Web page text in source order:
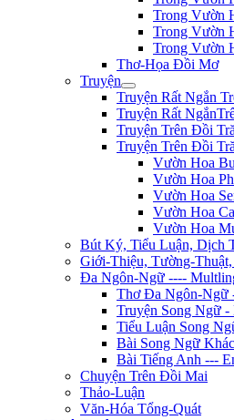
Trong Vườn
Trong Vườn
Trong Vườn
Thơ-Họa Đồi Mơ
Truyện
Truyện Rất Ngắn
Truyện Rất
Truyện Trên Đồi
Truyện Trên Đồi
Vườn Hoa
Vườn Hoa
Vườn Hoa
Vườn Hoa
Vườn Hoa
Bút Ký, Tiểu Luận, Dịch
Giới-Thiệu, Tường-
Đa Ngôn-Ngữ ----
Thơ Đa Ngôn-Ngữ
Truyện Song Ngữ -
Tiểu Luận Song
Bài Song Ngữ
Bài Tiếng Anh ---
Chuyện Trên Đồi Mai
Thảo-Luận
Văn-Hóa Tổng-Quát